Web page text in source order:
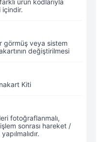
içindir.
görmüş veya sistem
değiştirilmesi
Kiti
fotoğraflanmalı,
sonrası hareket /